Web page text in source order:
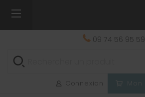
09 74 56 95 59
Connexion